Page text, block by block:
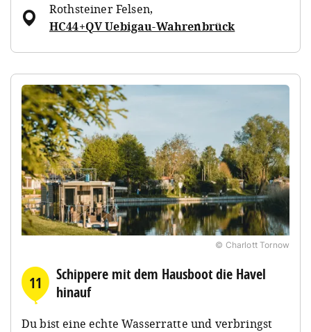
Rothsteiner Felsen,
HC44+QV Uebigau-Wahrenbrück
© Charlott Tornow
11
Schippere mit dem Hausboot die Havel
hinauf
Du bist eine echte Wasserratte und verbringst